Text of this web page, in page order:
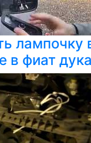
лампочку
в фиат